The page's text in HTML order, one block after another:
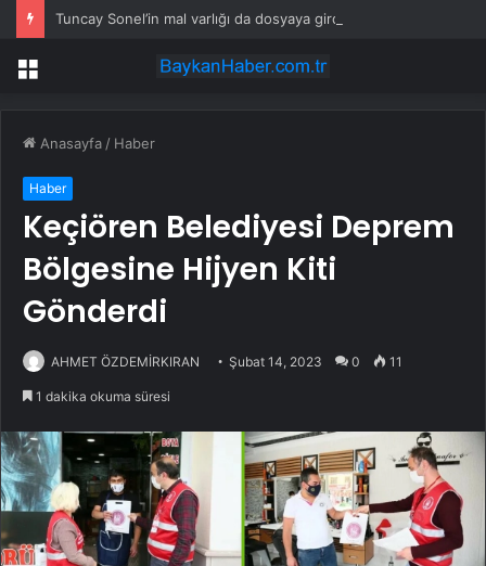
Menü
Anasayfa / Haber
Haber
Keçiören Belediyesi Deprem
Bölgesine Hijyen Kiti
Gönderdi
AHMET ÖZDEMİRKIRAN Şubat 14, 2023 0 11
1 dakika okuma süresi